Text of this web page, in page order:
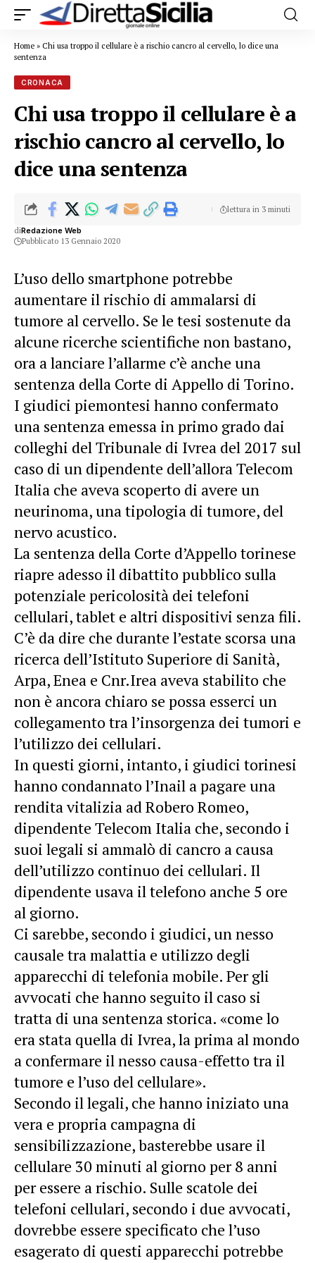
Home » Chi usa troppo il cellulare è a rischio cancro al cervello, lo dice una
sentenza
CRONACA
Chi usa troppo il cellulare è a
rischio cancro al cervello, lo
dice una sentenza
diRedazione Web
Pubblicato 13 Gennaio 2020
lettura in 3 minuti
L’uso dello smartphone potrebbe
aumentare il rischio di ammalarsi di
tumore al cervello. Se le tesi sostenute da
alcune ricerche scientifiche non bastano,
ora a lanciare l’allarme c’è anche una
sentenza della Corte di Appello di Torino.
I giudici piemontesi hanno confermato
una sentenza emessa in primo grado dai
colleghi del Tribunale di Ivrea del 2017 sul
caso di un dipendente dell’allora Telecom
Italia che aveva scoperto di avere un
neurinoma, una tipologia di tumore, del
nervo acustico.
La sentenza della Corte d’Appello torinese
riapre adesso il dibattito pubblico sulla
potenziale pericolosità dei telefoni
cellulari, tablet e altri dispositivi senza fili.
C’è da dire che durante l’estate scorsa una
ricerca dell’Istituto Superiore di Sanità,
Arpa, Enea e Cnr.Irea aveva stabilito che
non è ancora chiaro se possa esserci un
collegamento tra l’insorgenza dei tumori e
l’utilizzo dei cellulari.
In questi giorni, intanto, i giudici torinesi
hanno condannato l’Inail a pagare una
rendita vitalizia ad Robero Romeo,
dipendente Telecom Italia che, secondo i
suoi legali si ammalò di cancro a causa
dell’utilizzo continuo dei cellulari. Il
dipendente usava il telefono anche 5 ore
al giorno.
Ci sarebbe, secondo i giudici, un nesso
causale tra malattia e utilizzo degli
apparecchi di telefonia mobile. Per gli
avvocati che hanno seguito il caso si
tratta di una sentenza storica. «come lo
era stata quella di Ivrea, la prima al mondo
a confermare il nesso causa-effetto tra il
tumore e l’uso del cellulare».
Secondo il legali, che hanno iniziato una
vera e propria campagna di
sensibilizzazione, basterebbe usare il
cellulare 30 minuti al giorno per 8 anni
per essere a rischio. Sulle scatole dei
telefoni cellulari, secondo i due avvocati,
dovrebbe essere specificato che l’uso
esagerato di questi apparecchi potrebbe